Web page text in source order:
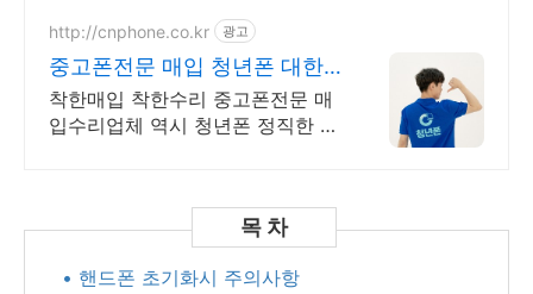
http://cnphone.co.kr 광고
중고폰전문 매입 청년폰 대한
민국대표 휴대폰수리 매입
착한매입 착한수리 중고폰전문 매
입수리업체 역시 청년폰 정직한 청
• 핸드폰 초기화시 주의사항